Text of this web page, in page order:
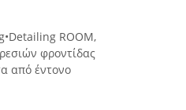
ROOM,
φροντίδας
από έντονο